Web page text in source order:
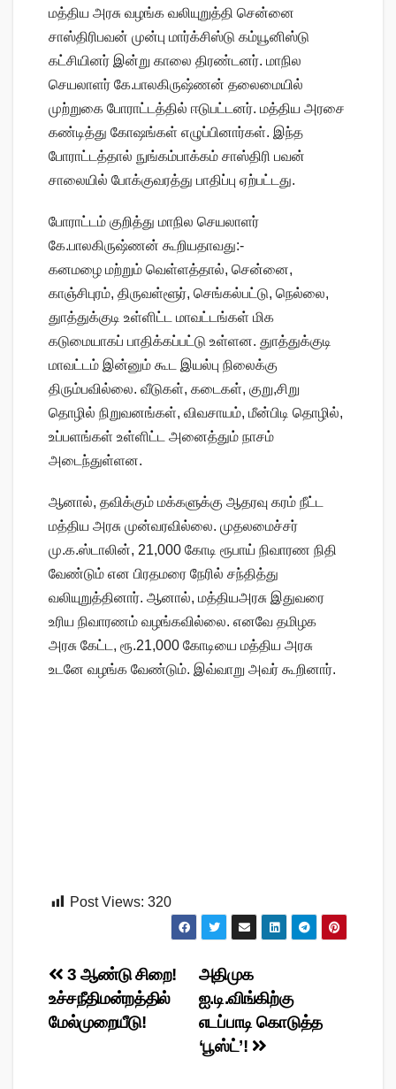
மத்திய அரசு வழங்க வலியுறுத்தி சென்னை
சாஸ்திரிபவன் முன்பு மார்க்சிஸ்டு கம்யூனிஸ்டு
கட்சியினர் இன்று காலை திரண்டனர். மாநில
செயலாளர் கே.பாலகிருஷ்ணன் தலைமையில்
முற்றுகை போராட்டத்தில் ஈடுபட்டனர். மத்திய அரசை
கண்டித்து கோஷங்கள் எழுப்பினார்கள். இந்த
போராட்டத்தால் நுங்கம்பாக்கம் சாஸ்திரி பவன்
சாலையில் போக்குவரத்து பாதிப்பு ஏற்பட்டது.
போராட்டம் குறித்து மாநில செயலாளர்
கே.பாலகிருஷ்ணன் கூறியதாவது:-
கனமழை மற்றும் வெள்ளத்தால், சென்னை,
காஞ்சிபுரம், திருவள்ளூர், செங்கல்பட்டு, நெல்லை,
துாத்துக்குடி உள்ளிட்ட மாவட்டங்கள் மிக
கடுமையாகப் பாதிக்கப்பட்டு உள்ளன. துாத்துக்குடி
மாவட்டம் இன்னும் கூட இயல்பு நிலைக்கு
திரும்பவில்லை. வீடுகள், கடைகள், குறு,சிறு
தொழில் நிறுவனங்கள், விவசாயம், மீன்பிடி தொழில்,
உப்பளங்கள் உள்ளிட்ட அனைத்தும் நாசம்
அடைந்துள்ளன.
ஆனால், தவிக்கும் மக்களுக்கு ஆதரவு கரம் நீட்ட
மத்திய அரசு முன்வரவில்லை. முதலமைச்சர்
மு.க.ஸ்டாலின், 21,000 கோடி ரூபாய் நிவாரண நிதி
வேண்டும் என பிரதமரை நேரில் சந்தித்து
வலியுறுத்தினார். ஆனால், மத்தியஅரசு இதுவரை
உரிய நிவாரணம் வழங்கவில்லை. எனவே தமிழக
அரசு கேட்ட, ரூ.21,000 கோடியை மத்திய அரசு
உடனே வழங்க வேண்டும். இவ்வாறு அவர் கூறினார்.
Post Views: 320
Post
navigation
அதிமுக
ஐ.டி.விங்கிற்கு
எடப்பாடி கொடுத்த
‘பூஸ்ட்’!
3 ஆண்டு சிறை!
உச்சநீதிமன்றத்தில்
மேல்முறையீடு!